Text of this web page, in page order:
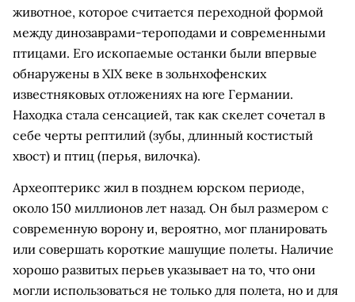
животное, которое считается переходной формой
между динозаврами-тероподами и современными
птицами. Его ископаемые останки были впервые
обнаружены в XIX веке в зольнхофенских
известняковых отложениях на юге Германии.
Находка стала сенсацией, так как скелет сочетал в
себе черты рептилий (зубы, длинный костистый
хвост) и птиц (перья, вилочка).
Археоптерикс жил в позднем юрском периоде,
около 150 миллионов лет назад. Он был размером с
современную ворону и, вероятно, мог планировать
или совершать короткие машущие полеты. Наличие
хорошо развитых перьев указывает на то, что они
могли использоваться не только для полета, но и для